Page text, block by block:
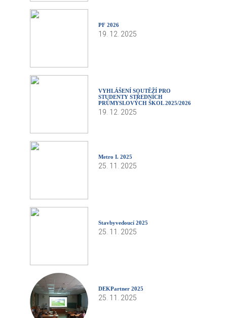
PF 2026
19. 12. 2025
VYHLÁŠENÍ SOUTĚŽÍ PRO
STUDENTY STŘEDNÍCH
PRŮMYSLOVÝCH ŠKOL 2025/2026
19. 12. 2025
Metro I. 2025
25. 11. 2025
Stavbyvedoucí 2025
25. 11. 2025
DEKPartner 2025
25. 11. 2025